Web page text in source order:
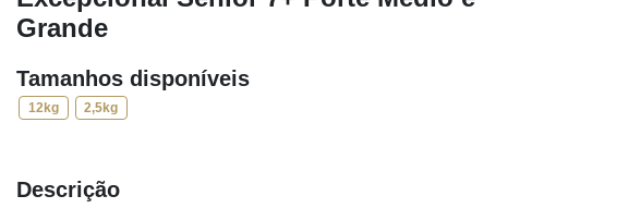
Grande
Tamanhos disponíveis
12kg 2,5kg
Descrição